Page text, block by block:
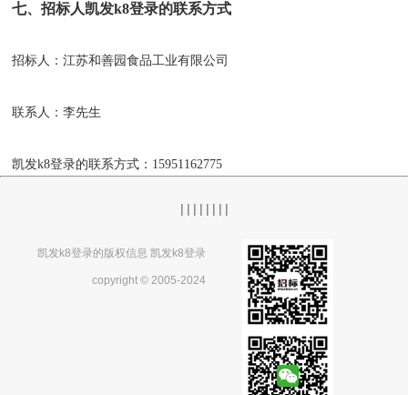
七、招标人凯发k8登录的联系方式
招标人： 江苏和善园食品工业有限公司
联系人： 李先生
凯发k8登录的联系方式： 15951162775
| | | | | | | |
凯发k8登录的版权信息 凯发k8登录
copyright © 2005-2024